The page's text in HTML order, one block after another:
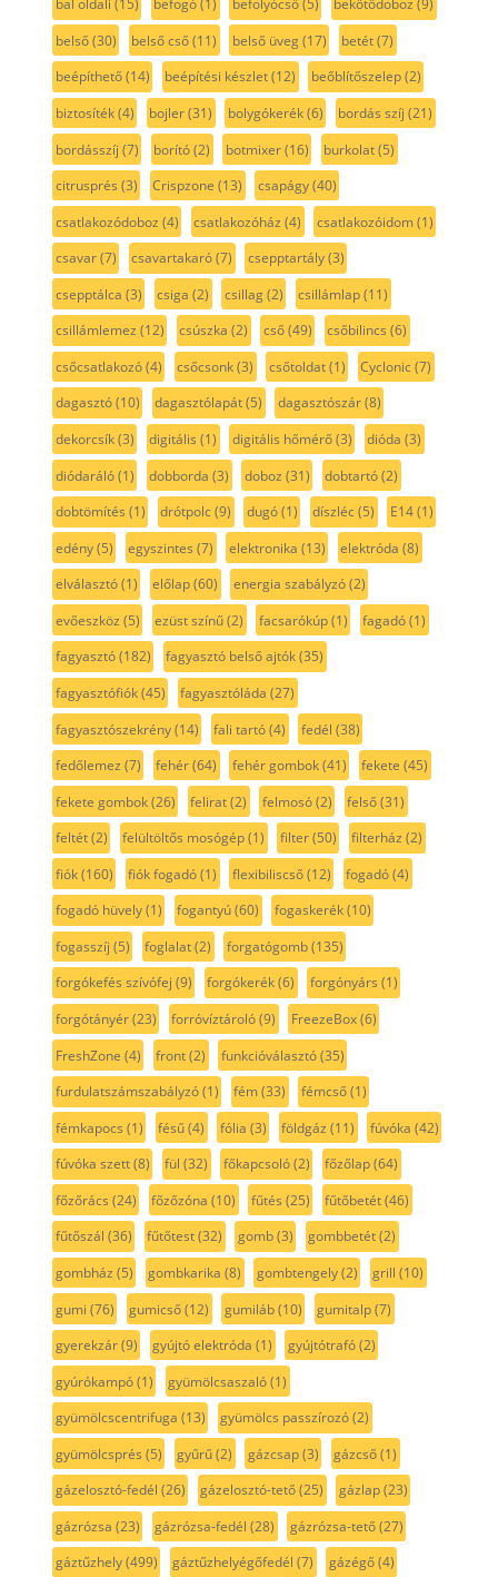
bal oldali (15) befogó(1) befolyócső(5) bekötődoboz (9)
belső(30) belső cső(11) belső üveg(17) betét(7)
beépíthető(14) beépítési készlet(12) beőblítőszelep(2)
biztosíték(4) bojler(31) bolygókerék(6) bordás szíj (21)
bordásszíj (7) borító(2) botmixer(16) burkolat(5)
citrusprés (3) Crispzone (13) csapágy(40)
csatlakozódoboz (4) csatlakozóház (4) csatlakozóidom(1)
csavar(7) csavartakaró(7) csepptartály(3)
csepptálca (3) csiga (2) csillag(2) csillámlap(11)
csillámlemez (12) csúszka (2) cső(49) csőbilincs (6)
csőcsatlakozó(4) csőcsonk(3) csőtoldat(1) Cyclonic(7)
dagasztó(10) dagasztólapát(5) dagasztószár(8)
dekorcsík(3) digitális (1) digitális hőmérő(3) dióda (3)
diódaráló(1) dobborda (3) doboz (31) dobtartó(2)
dobtömítés (1) drótpolc(9) dugó(1) díszléc(5) E14(1)
edény(5) egyszintes (7) elektronika (13) elektróda (8)
elválasztó(1) előlap(60) energia szabályzó(2)
evőeszköz (5) ezüst színű(2) facsarókúp(1) fagadó(1)
fagyasztó(182) fagyasztó belső ajtók(35)
fagyasztófiók(45) fagyasztóláda (27)
fagyasztószekrény(14) fali tartó(4) fedél (38)
fedőlemez (7) fehér(64) fehér gombok(41) fekete (45)
fekete gombok(26) felirat(2) felmosó(2) felső(31)
feltét(2) felültöltős mosógép(1) filter(50) filterház (2)
fiók(160) fiók fogadó(1) flexibiliscső(12) fogadó(4)
fogadó hüvely(1) fogantyú(60) fogaskerék(10)
fogasszíj (5) foglalat(2) forgatógomb(135)
forgókefés szívófej (9) forgókerék(6) forgónyárs (1)
forgótányér(23) forróvíztároló(9) FreezeBox(6)
FreshZone (4) front(2) funkcióválasztó(35)
furdulatszámszabályzó(1) fém(33) fémcső(1)
fémkapocs (1) fésű(4) fólia (3) földgáz (11) fúvóka (42)
fúvóka szett(8) fül (32) főkapcsoló(2) főzőlap(64)
főzőrács (24) főzőzóna (10) fűtés (25) fűtőbetét(46)
fűtőszál (36) fűtőtest(32) gomb(3) gombbetét(2)
gombház (5) gombkarika (8) gombtengely(2) grill (10)
gumi (76) gumicső(12) gumiláb(10) gumitalp(7)
gyerekzár(9) gyújtó elektróda (1) gyújtótrafó(2)
gyúrókampó(1) gyümölcsaszaló(1)
gyümölcscentrifuga (13) gyümölcs passzírozó(2)
gyümölcsprés (5) gyűrű(2) gázcsap(3) gázcső(1)
gázelosztó-fedél (26) gázelosztó-tető(25) gázlap(23)
gázrózsa (23) gázrózsa-fedél (28) gázrózsa-tető(27)
gáztűzhely(499) gáztűzhelyégőfedél (7) gázégő(4)